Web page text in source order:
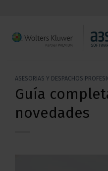
contenido
ASESORIAS Y DESPACHOS
Guía
novedades